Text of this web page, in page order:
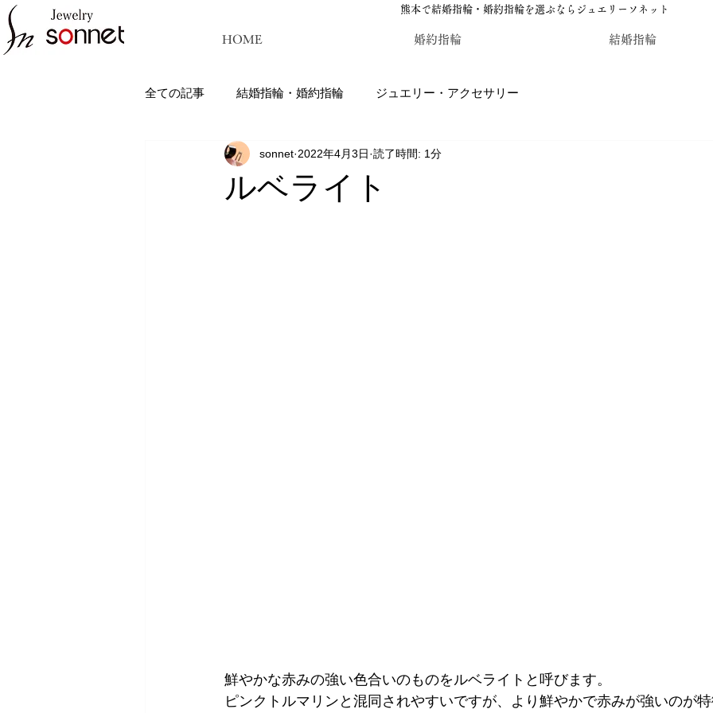
熊本で結婚指輪・婚約指輪を選ぶならジュエリーソネット
HOME 婚約指輪 結婚指輪
全ての記事 結婚指輪・婚約指輪 ジュエリー・アクセサリー
ジュエリーソネット熊本：結婚指輪・婚約指輪のジュエリーソネット熊本
ルベライト
sonnet 2022年4月3日 読了時間: 1分
鮮やかな赤みの強い色合いのものをルベライトと呼びます。
ピンクトルマリンと混同されやすいですが、より鮮やかで赤みが強いのが